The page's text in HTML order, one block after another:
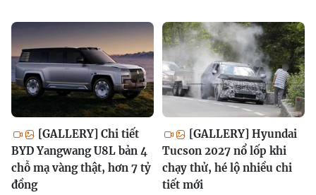
[GALLERY] Chi tiết
BYD Yangwang U8L bản 4
chỗ mạ vàng thật, hơn 7 tỷ
đồng
[GALLERY] Hyundai
Tucson 2027 nổ lốp khi
chạy thử, hé lộ nhiều chi
tiết mới